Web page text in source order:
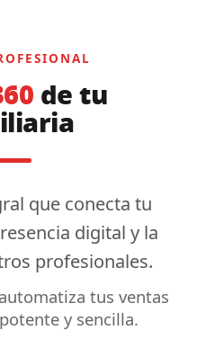
de tu
que conecta tu
digital y la
profesionales.
tus ventas
y sencilla.